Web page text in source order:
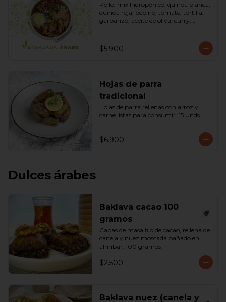
Pollo, mix hidropónico, quinoa blanca,
quinoa roja, pepino, tomate, tortilla,
garbanzo, aceite de oliva, curry,
Bowl.
$5.900
Hojas de parra
tradicional
Hojas de parra rellenas con arroz y
carne listas para consumir. 15 Unds.
$6.900
Dulces árabes
Baklava cacao 100
gramos
Capas de masa filo de cacao, rellena de
canela y nuez moscada bañado en
almíbar. 100 gramos
$2.500
Baklava nuez (canela y